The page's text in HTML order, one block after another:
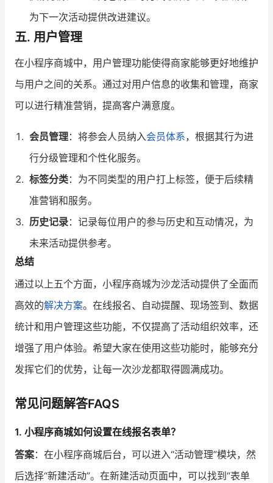
为下一次活动提供改进建议。
五. 用户管理
在小程序商城中，用户管理功能使得商家能够更好地维护
与用户之间的关系。通过对用户信息的收集和管理，商家
可以进行精准营销，提高客户满意度。
会员管理：将参会人员纳入会员体系，根据其行为进
行分级管理和个性化服务。
标签分类：为不同类型的用户打上标签，便于后续精
准营销和服务。
历史记录：记录每位用户的参与历史和互动情况，为
未来活动提供参考。
总结
通过以上五个方面，小程序商城为沙龙活动提供了全面而
高效的解决方案。在线报名、自动提醒、现场签到、数据
统计和用户管理这些功能，不仅提高了活动组织效率，还
增强了用户体验。希望大家在使用这些功能时，能够充分
发挥它们的优势，让每一次沙龙都取得圆满成功。
常见问题解答FAQS
1. 小程序商城如何设置在线报名表单？
答案：在小程序商城后台，可以进入“活动管理”模块，然
后选择“新建活动”。在新建活动页面中，可以找到“表单